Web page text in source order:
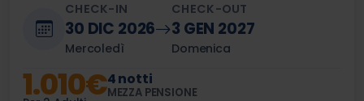
CHECK-IN
30 DIC 2026
Mercoledì
CHECK-OUT
3 GEN 2027
Domenica
1.010€4 notti
MEZZA PENSIONE